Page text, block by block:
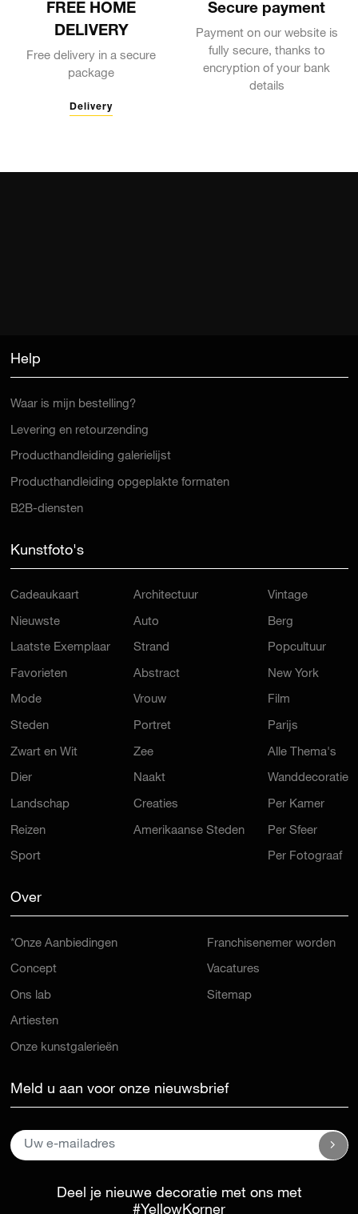
FREE HOME
DELIVERY
Free delivery in a secure
package
Delivery
Secure payment
Payment on our website is
fully secure, thanks to
encryption of your bank
details
Help
Waar is mijn bestelling?
Levering en retourzending
Producthandleiding galerielijst
Producthandleiding opgeplakte formaten
B2B-diensten
Kunstfoto's
Cadeaukaart
Nieuwste
Laatste Exemplaar
Favorieten
Mode
Steden
Zwart en Wit
Dier
Landschap
Reizen
Sport
Architectuur
Auto
Strand
Abstract
Vrouw
Portret
Zee
Naakt
Creaties
Amerikaanse Steden
Vintage
Berg
Popcultuur
New York
Film
Parijs
Alle Thema's
Wanddecoratie
Per Kamer
Per Sfeer
Per Fotograaf
Over
*Onze Aanbiedingen
Concept
Ons lab
Artiesten
Onze kunstgalerieën
Franchisenemer worden
Vacatures
Sitemap
Meld u aan voor onze nieuwsbrief
Deel je nieuwe decoratie met ons met
#YellowKorner